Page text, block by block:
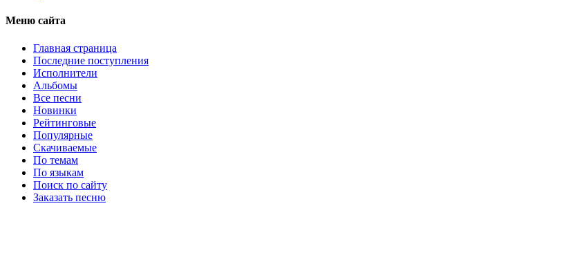
Меню сайта
Главная страница
Последние поступления
Исполнители
Альбомы
Все песни
Новинки
Рейтинговые
Популярные
Скачиваемые
По темам
По языкам
Поиск по сайту
Заказать песню